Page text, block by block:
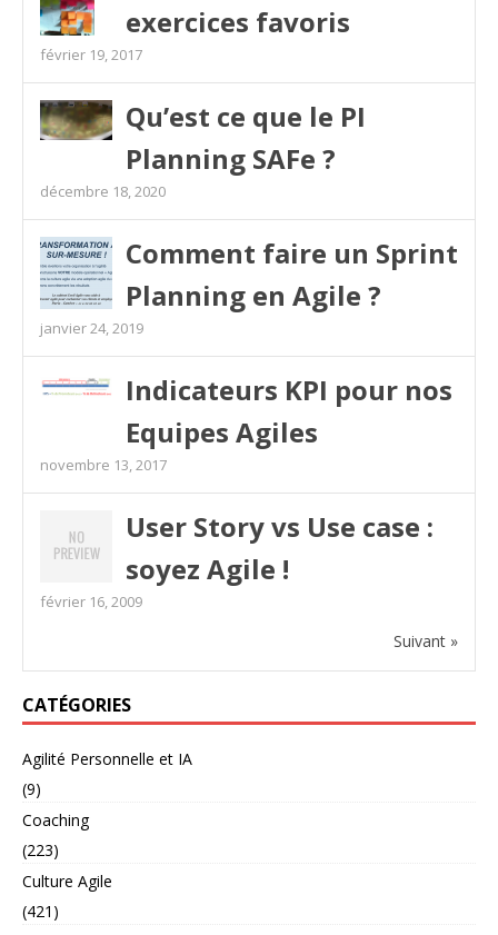
exercices favoris
février 19, 2017
Qu’est ce que le PI
Planning SAFe ?
décembre 18, 2020
Comment faire un Sprint
Planning en Agile ?
janvier 24, 2019
Indicateurs KPI pour nos
Equipes Agiles
novembre 13, 2017
User Story vs Use case :
soyez Agile !
février 16, 2009
Suivant »
CATÉGORIES
Agilité Personnelle et IA
(9)
Coaching
(223)
Culture Agile
(421)